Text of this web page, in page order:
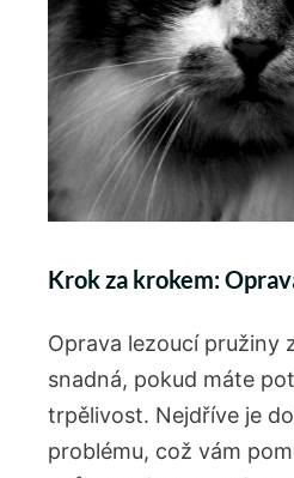
Krok‍ za krokem:
Oprava⁣ lezoucí pružiny
snadná, pokud máte
trpělivost. Nejdříve je
problému, což vám